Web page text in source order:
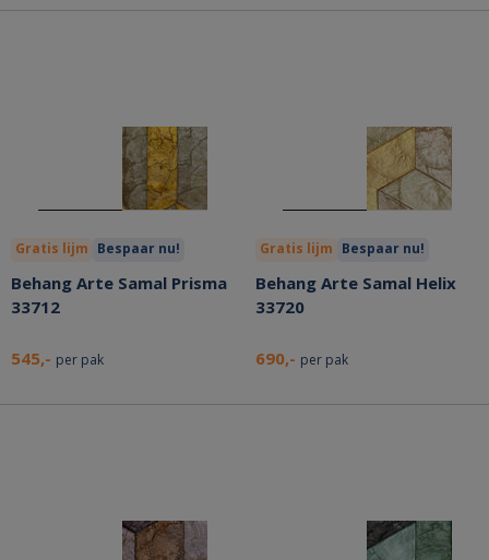
Gratis lijm Bespaar nu!
Behang Arte Samal Prisma
33712
545,- per pak
Gratis lijm Bespaar nu!
Behang Arte Samal Helix
33720
690,- per pak